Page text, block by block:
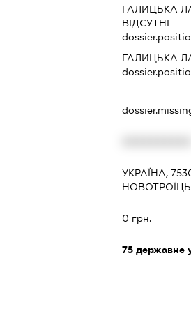
ГАЛИЦЬКА
ВІДСУТНІ
ГАЛИЦЬКА
УКРАЇНА,
0 грн.
75державне